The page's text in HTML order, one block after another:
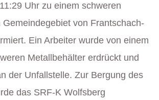
Uhr zu einem schweren
von Frantschach-
Ein Arbeiter wurde von einem
Metallbehälter erdrückt und
der Unfallstelle. Zur Bergung des
das SRF-K Wolfsberg